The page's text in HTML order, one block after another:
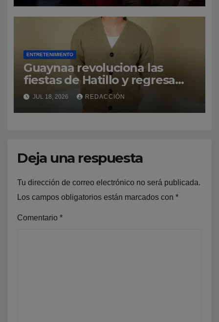
ENTRETENIMIENTO
Guaynaa revoluciona las
fiestas de Hatillo y regresa
por la puerta grande a su
natal Puerto Rico
JUL 18, 2026 REDACCIÓN
Deja una respuesta
Tu dirección de correo electrónico no será publicada.
Los campos obligatorios están marcados con *
Comentario *